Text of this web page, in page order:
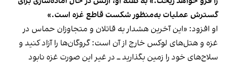
گسترش عملیات به‌منظور شکست قاطع غزه است.»
او افزود: «این آخرین هشدار به قاتلان و متجاوزان حماس در
غزه و هتل‌های لوکس خارج از آن است: گروگان‌ها را آزاد کنید و
سلاح‌های خود را زمین بگذارید ــ در غیر این صورت غزه نابود